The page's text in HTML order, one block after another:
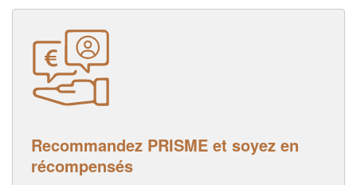
Recommandez PRISME et soyez en
récompensés